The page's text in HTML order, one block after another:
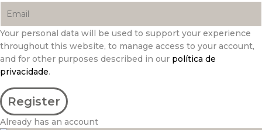
Your personal data will be used to support your experience
throughout this website, to manage access to your account,
and for other purposes described in our política de
privacidade.
Already has an account